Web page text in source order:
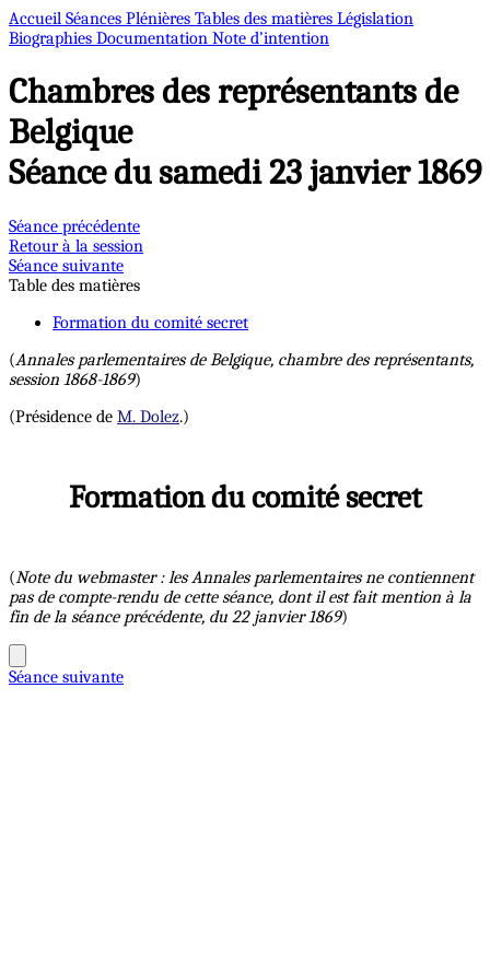
Accueil Séances Plénières Tables des matières Législation
Biographies Documentation Note d’intention
Chambres des représentants de
Belgique
Séance du samedi 23 janvier 1869
Séance précédente
Retour à la session
Séance suivante
Table des matières
Formation du comité secret
(Annales parlementaires de Belgique, chambre des représentants,
session 1868-1869)
(Présidence de M. Dolez.)
Formation du comité secret
(Note du webmaster : les Annales parlementaires ne contiennent
pas de compte-rendu de cette séance, dont il est fait mention à la
fin de la séance précédente, du 22 janvier 1869)
Séance suivante